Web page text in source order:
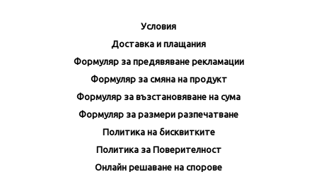
Условия
Доставка и плащания
Формуляр за предявяване рекламации
Формуляр за смяна на продукт
Формуляр за възстановяване на сума
Формуляр за размери разпечатване
Политика на бисквитките
Политика за Поверителност
Онлайн решаване на спорове